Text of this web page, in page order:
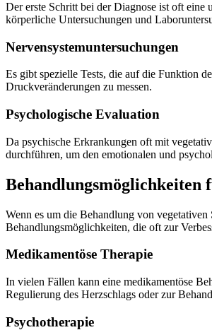
Der erste Schritt bei der Diagnose ist oft eine
körperliche Untersuchungen und
Nervensystemuntersuchungen
Es gibt spezielle Tests, die auf die Funktion
Druckveränderungen zu messen.
Psychologische Evaluation
Da psychische Erkrankungen oft mit
durchführen, um den emotionalen und
Behandlungsmöglichkeiten
Wenn es um die Behandlung von
Behandlungsmöglichkeiten, die oft zur
Medikamentöse Therapie
In vielen Fällen kann eine medikamentöse
Regulierung des Herzschlags oder zur
Psychotherapie